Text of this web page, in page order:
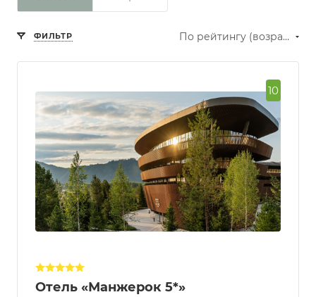
ФИЛЬТР По рейтингу (возрастание)
Сбросить фильтр
Рейтинг
Превосходно
Отлично
Очень
хорошо
Хорошо
Нормально
10
Отель «Манжерок 5*»